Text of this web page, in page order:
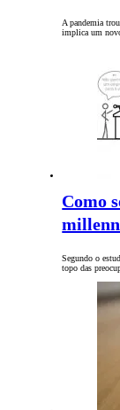
A pandemia
implica um
Como
Segundo o
topo das